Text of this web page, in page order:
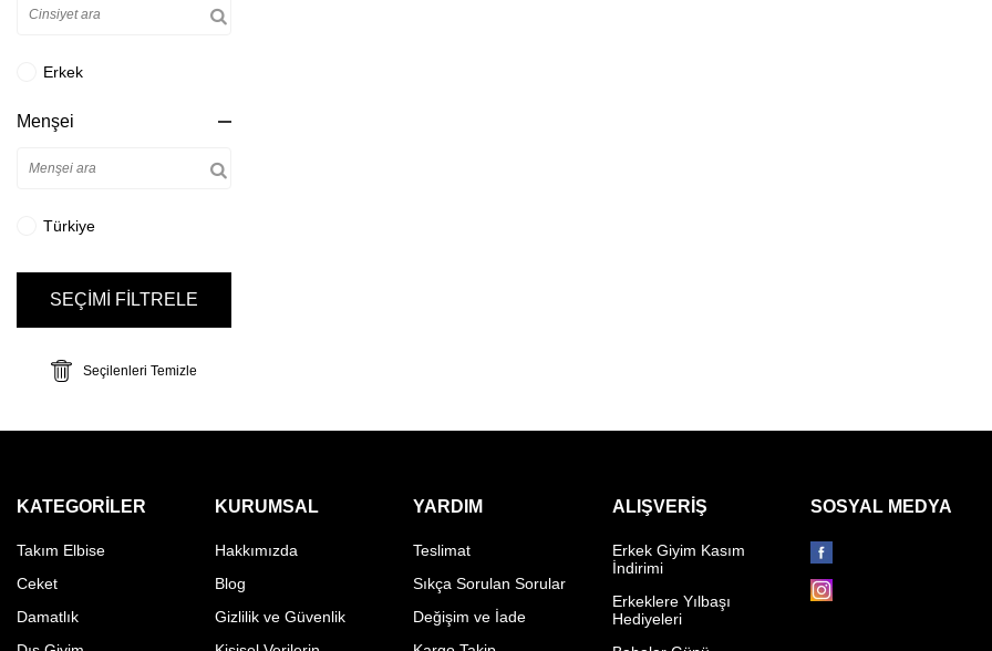
Erkek
Menşei
Türkiye
SEÇİMİ FİLTRELE
Seçilenleri Temizle
KATEGORILER
Takım Elbise
Ceket
Damatlık
KURUMSAL
Hakkımızda
Blog
Gizlilik ve Güvenlik
YARDIM
Teslimat
Sıkça Sorulan Sorular
Değişim ve İade
ALIŞVERIŞ
Erkek Giyim Kasım
İndirimi
Erkeklere Yılbaşı
Hediyeleri
SOSYAL MEDYA